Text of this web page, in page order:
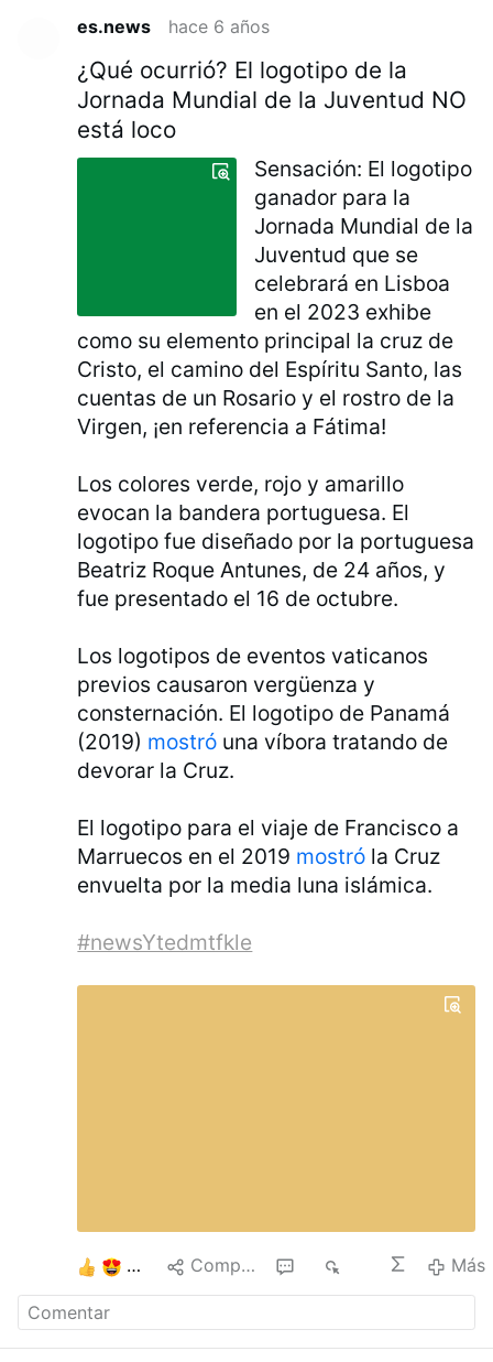
es.news hace 6 años
¿Qué ocurrió? El logotipo de la
Jornada Mundial de la Juventud NO
está loco
Sensación: El logotipo
ganador para la
Jornada Mundial de la
Juventud que se
celebrará en Lisboa
en el 2023 exhibe
como su elemento principal la cruz de
Cristo, el camino del Espíritu Santo, las
cuentas de un Rosario y el rostro de la
Virgen, ¡en referencia a Fátima!
Los colores verde, rojo y amarillo
evocan la bandera portuguesa. El
logotipo fue diseñado por la portuguesa
Beatriz Roque Antunes, de 24 años, y
fue presentado el 16 de octubre.
Los logotipos de eventos vaticanos
previos causaron vergüenza y
consternación. El logotipo de Panamá
(2019) mostró una víbora tratando de
devorar la Cruz.
El logotipo para el viaje de Francisco a
Marruecos en el 2019 mostró la Cruz
envuelta por la media luna islámica.
#newsYtedmtfkle
Compartir Más